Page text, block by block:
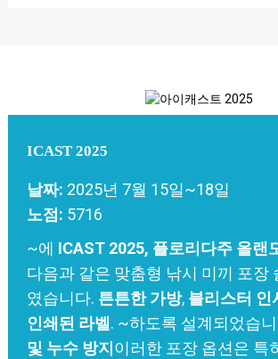
ICAST 2025
날짜: 2025년 7월 15일~18일
노점: 5716
~에 ICAST 2025, 플로리다주 올랜
다음과 같은 맞춤형 낚시 미끼 포장
였습니다. 튼튼한 가방, 블리스터 인
인쇄된 라벨. ~하도록 설계되었습
및 누수 방지 이러한 포장 옵션은 특